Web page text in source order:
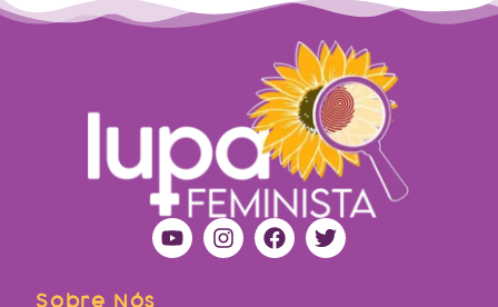
Sobre Nós